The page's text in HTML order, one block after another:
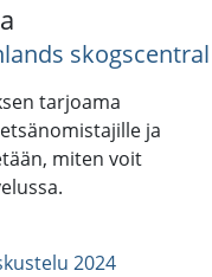
skogscentral
tarjoama
ja
miten voit
2024